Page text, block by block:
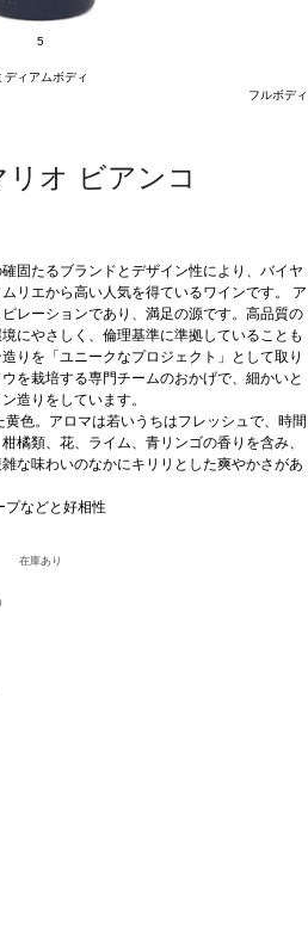
5
ディアムボディ
フルボディ
オ ビアンコ
固たるブランドとデザイン性により、バイヤ
リエから高い人気を得ているワインです。 ア
レーションであり、満足の源です。高品質の
にやさしく、倫理基準に準拠していることも
りを「ユニークなプロジェクト」として取り
を栽培する専門チームのおかげで、細かいと
造りをしています。
黄色。アロマは若いうちはフレッシュで、時間
橘類、花、ライム、青リンゴの香りを含み、
な味わいのなかにキリリとした爽やかさがあ
プなどと好相性
在庫あり